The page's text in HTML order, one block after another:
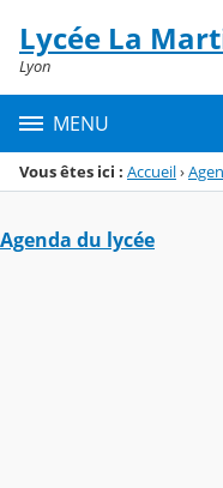
Menu de la rubrique
Contenu
Lycée La
Lyon
MENU
Vous êtes ici : Accueil›
Agenda du lycée